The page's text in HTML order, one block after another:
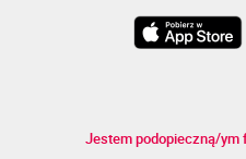
Jestem podopieczną/